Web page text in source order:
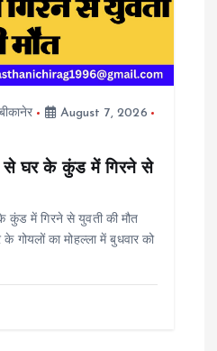
बीकानेर
August 7, 2026
से घर के कुंड में गिरने से
कुंड में गिरने से युवती की मौत
के गोयलों का मोहल्ला में बुधवार को